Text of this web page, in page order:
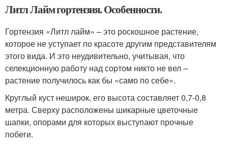
Литл Лайм гортензия. Особенности.
Гортензия «Литл лайм» – это роскошное растение,
которое не уступает по красоте другим представителям
этого вида. И это неудивительно, учитывая, что
селекционную работу над сортом никто не вел –
растение получилось как бы «само по себе».
Круглый куст неширок, его высота составляет 0,7-0,8
метра. Сверху расположены шикарные цветочные
шапки, опорами для которых выступают прочные
побеги.